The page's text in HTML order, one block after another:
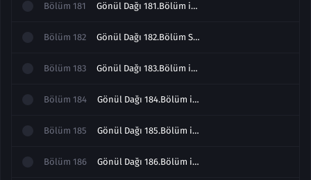
Bölüm 181 Gönül Dağı 181.Bölüm izle
Bölüm 182 Gönül Dağı 182.Bölüm Sezon Finali izle
Bölüm 183 Gönül Dağı 183.Bölüm izle
Bölüm 184 Gönül Dağı 184.Bölüm izle
Bölüm 185 Gönül Dağı 185.Bölüm izle
Bölüm 186 Gönül Dağı 186.Bölüm izle